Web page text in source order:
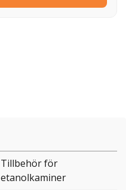
Tillbehör för
etanolkaminer